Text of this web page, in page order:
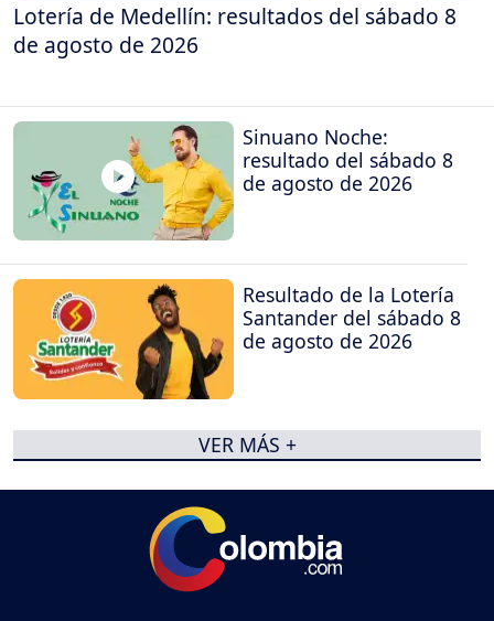
Lotería de Medellín: resultados del sábado 8
de agosto de 2026
Sinuano Noche:
resultado del sábado 8
de agosto de 2026
Resultado de la Lotería
Santander del sábado 8
de agosto de 2026
VER MÁS +